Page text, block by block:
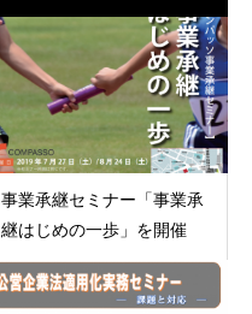
事業承継セミナー「事業承
継はじめの一歩」を開催